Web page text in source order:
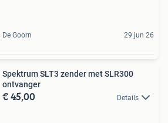
De Goorn 29 jun 26
Spektrum SLT3 zender met SLR300
ontvanger
€ 45,00 Details